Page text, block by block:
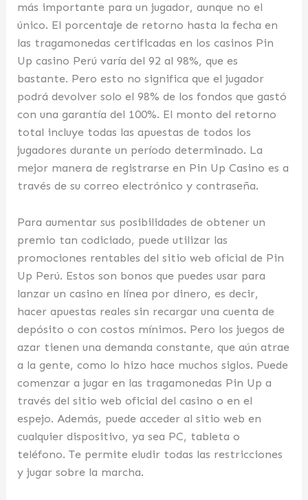
más importante para un jugador, aunque no el
único. El porcentaje de retorno hasta la fecha en
las tragamonedas certificadas en los casinos Pin
Up casino Perú varía del 92 al 98%, que es
bastante. Pero esto no significa que el jugador
podrá devolver solo el 98% de los fondos que gastó
con una garantía del 100%. El monto del retorno
total incluye todas las apuestas de todos los
jugadores durante un período determinado. La
mejor manera de registrarse en Pin Up Casino es a
través de su correo electrónico y contraseña.
Para aumentar sus posibilidades de obtener un
premio tan codiciado, puede utilizar las
promociones rentables del sitio web oficial de Pin
Up Perú. Estos son bonos que puedes usar para
lanzar un casino en línea por dinero, es decir,
hacer apuestas reales sin recargar una cuenta de
depósito o con costos mínimos. Pero los juegos de
azar tienen una demanda constante, que aún atrae
a la gente, como lo hizo hace muchos siglos. Puede
comenzar a jugar en las tragamonedas Pin Up a
través del sitio web oficial del casino o en el
espejo. Además, puede acceder al sitio web en
cualquier dispositivo, ya sea PC, tableta o
teléfono. Te permite eludir todas las restricciones
y jugar sobre la marcha.